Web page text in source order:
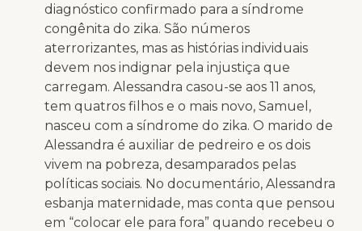
diagnóstico confirmado para a síndrome
congênita do zika. São números
aterrorizantes, mas as histórias individuais
devem nos indignar pela injustiça que
carregam. Alessandra casou-se aos 11 anos,
tem quatros filhos e o mais novo, Samuel,
nasceu com a síndrome do zika. O marido de
Alessandra é auxiliar de pedreiro e os dois
vivem na pobreza, desamparados pelas
políticas sociais. No documentário, Alessandra
esbanja maternidade, mas conta que pensou
em “colocar ele para fora” quando recebeu o